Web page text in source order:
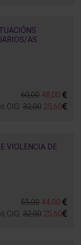
AS
60,00 48,00
CIG: 32,00 25,60
VIOLENCIA DE
55,00 44,00
CIG: 32,00 25,60